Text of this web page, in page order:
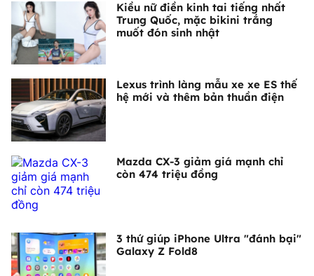
Kiều nữ điền kinh tai tiếng nhất
Trung Quốc, mặc bikini trắng
muốt đón sinh nhật
Lexus trình làng mẫu xe xe ES thế
hệ mới và thêm bản thuần điện
Mazda CX-3 giảm giá mạnh chỉ
còn 474 triệu đồng
3 thứ giúp iPhone Ultra "đánh bại"
Galaxy Z Fold8